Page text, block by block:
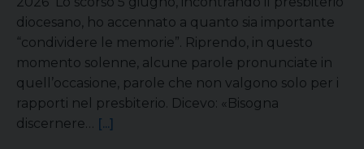
diocesano, ho accennato a quanto sia importante
“condividere le memorie”. Riprendo, in questo
momento solenne, alcune parole pronunciate in
quell’occasione, parole che non valgono solo per i
rapporti nel presbiterio. Dicevo: «Bisogna
discernere… [...]